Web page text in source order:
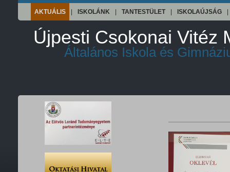
AKTUÁLIS ISKOLÁNK TANTESTÜLET ISKOLAÚJSÁG
Újpesti Csokonai Vitéz
Általános Iskola és